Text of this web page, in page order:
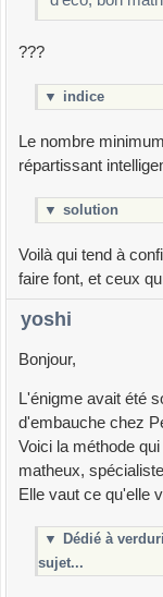
???
▼ indice
Le nombre
répartissant
▼ solution
Voilà qui tend à
faire font, et ceux
yoshi
Bonjour,
L'énigme avait été
d'embauche chez
Voici la méthode
matheux,
Elle vaut ce qu'elle
▼
Dédié à
sujet...